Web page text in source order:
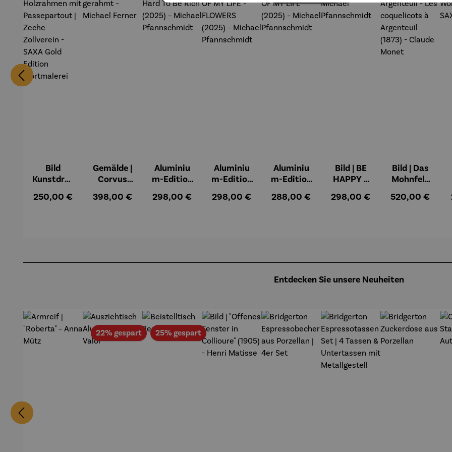
Bild
Kunstdruc
Holzrahm
rei
Regulärer Preis:
250,00 €
Gemälde |
Corvus
gerahmt –
Regulärer Preis:
398,00 €
Aluminiu
m-Edition
To Be Rich
Regulärer Preis:
298,00 €
Aluminiu
m-Edition
MY LIFE -
Regulärer Preis:
298,00 €
Aluminiu
m-Edition
MY LIFE
Regulärer Preis:
288,00 €
Bild | BE
HAPPY –
Pfannsch
Regulärer Preis:
298,00 €
Bild | Das
Mohnfeld
Argenteuil
Monet
Regulärer Preis:
520,00 €
Entdecken Sie unsere Neuheiten
22% gespartRabatt25% gespartRabatt